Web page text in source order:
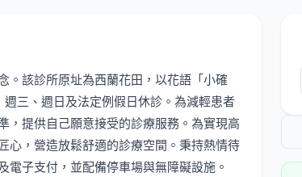
。該診所原址為西蘭花田，以花語「小確
三、週日及法定例假日休診。為減輕患者
，提供自己願意接受的診療服務。為實現高
心，營造放鬆舒適的診療空間。秉持熱情待
子支付，並配備停車場與無障礙設施。